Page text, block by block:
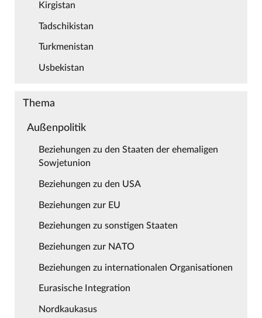
Kirgistan
Tadschikistan
Turkmenistan
Usbekistan
Thema
Außenpolitik
Beziehungen zu den Staaten der ehemaligen
Sowjetunion
Beziehungen zu den USA
Beziehungen zur EU
Beziehungen zu sonstigen Staaten
Beziehungen zur NATO
Beziehungen zu internationalen Organisationen
Eurasische Integration
Nordkaukasus